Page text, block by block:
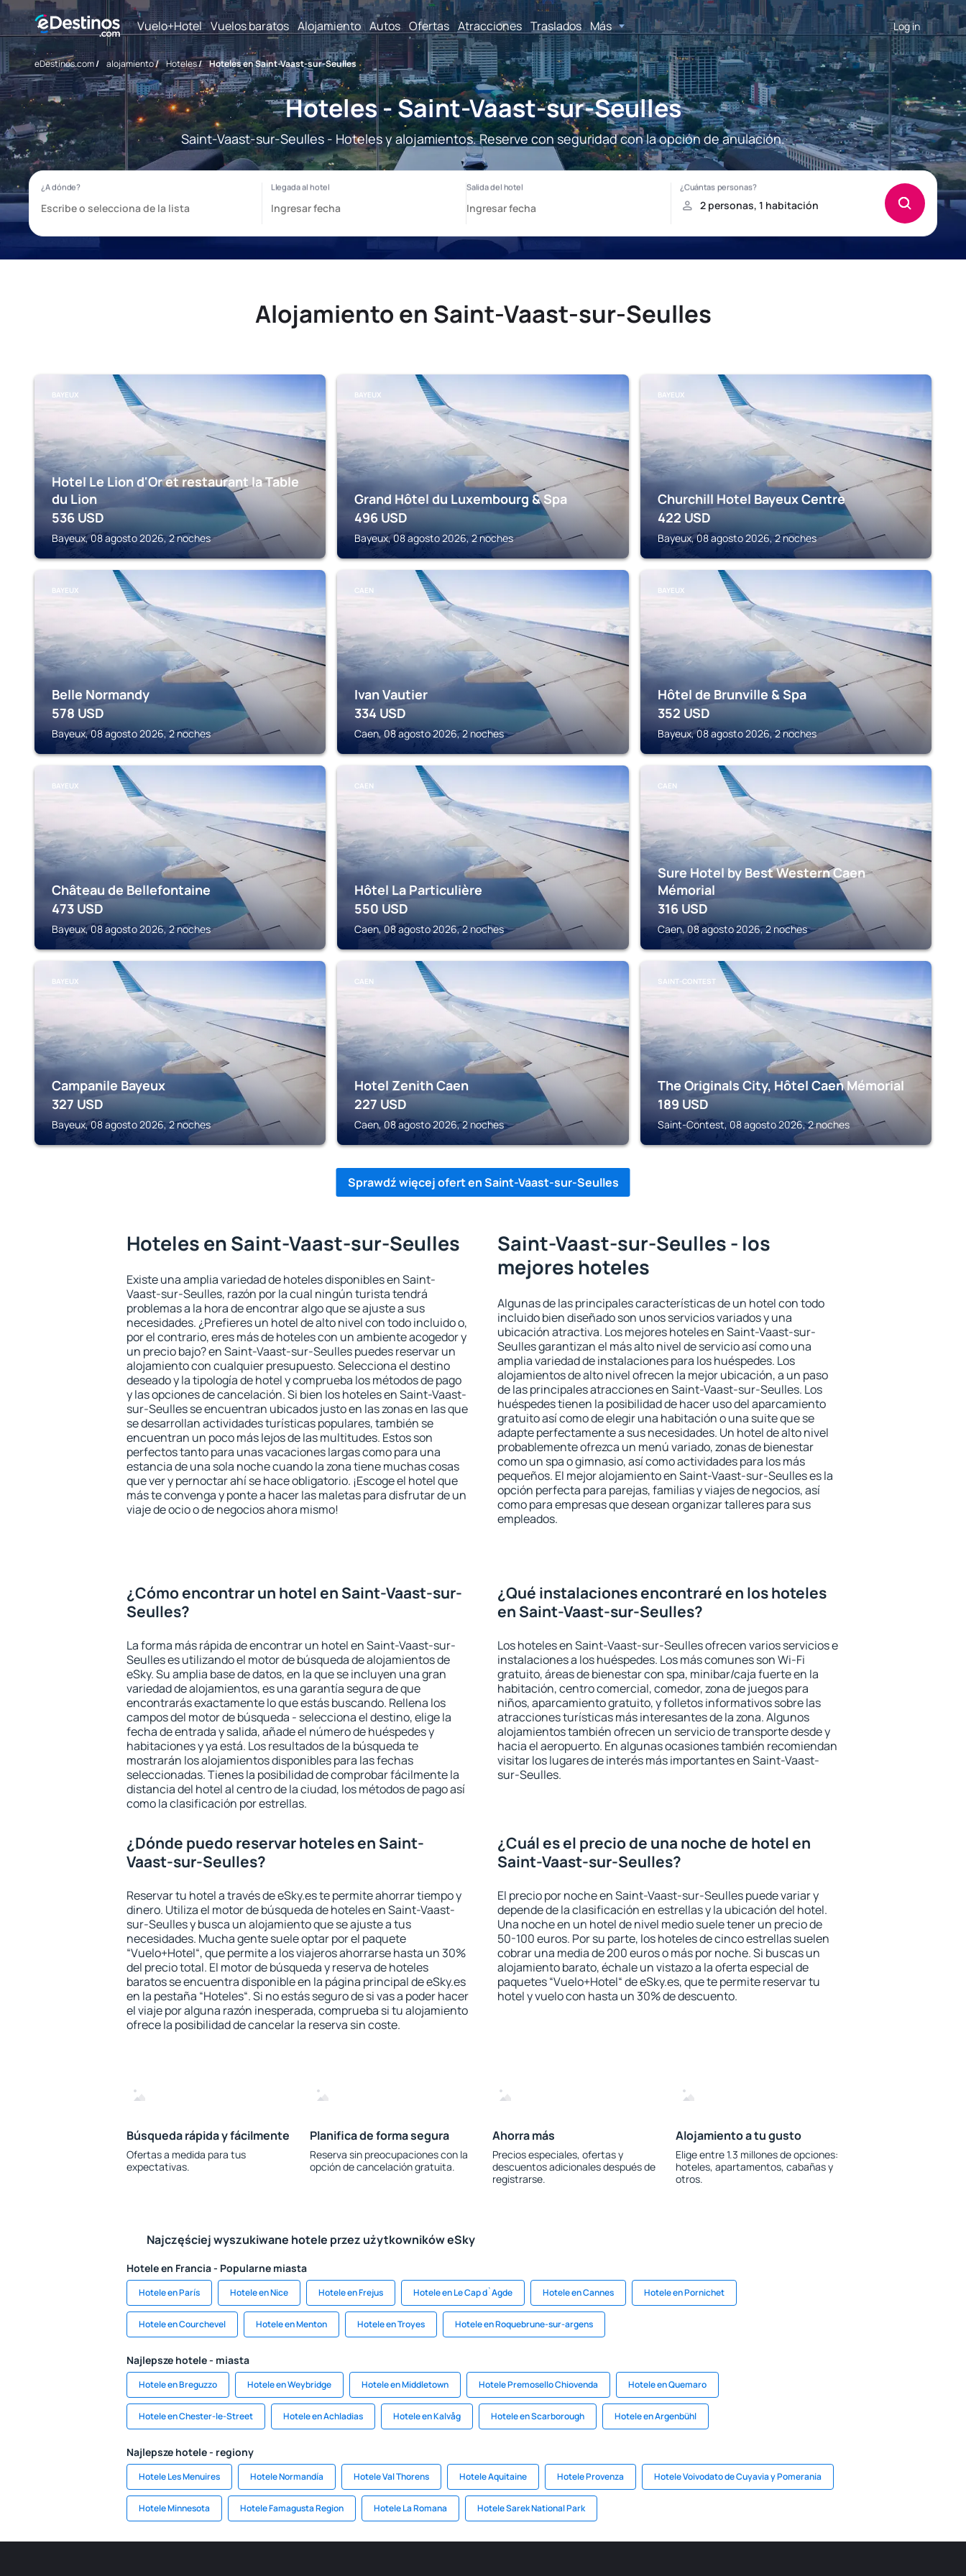
Vuelo+Hotel Vuelos baratos Alojamiento Autos Ofertas Atracciones Traslados Más Log in
eDestinos.com/ alojamiento/ Hoteles/ Hoteles en Saint-Vaast-sur-Seulles
Hoteles - Saint-Vaast-sur-Seulles
Saint-Vaast-sur-Seulles - Hoteles y alojamientos. Reserve con seguridad con la opción de anulación.
Alojamiento en Saint-Vaast-sur-Seulles
BAYEUX
Hotel Le Lion d'Or et restaurant la Table
du Lion
536 USD
Bayeux, 08 agosto 2026, 2 noches
BAYEUX
Grand Hôtel du Luxembourg & Spa
496 USD
Bayeux, 08 agosto 2026, 2 noches
BAYEUX
Churchill Hotel Bayeux Centre
422 USD
Bayeux, 08 agosto 2026, 2 noches
BAYEUX
Belle Normandy
578 USD
Bayeux, 08 agosto 2026, 2 noches
CAEN
Ivan Vautier
334 USD
Caen, 08 agosto 2026, 2 noches
BAYEUX
Hôtel de Brunville & Spa
352 USD
Bayeux, 08 agosto 2026, 2 noches
BAYEUX
Château de Bellefontaine
473 USD
Bayeux, 08 agosto 2026, 2 noches
CAEN
Hôtel La Particulière
550 USD
Caen, 08 agosto 2026, 2 noches
CAEN
Sure Hotel by Best Western Caen
Mémorial
316 USD
Caen, 08 agosto 2026, 2 noches
BAYEUX
Campanile Bayeux
327 USD
Bayeux, 08 agosto 2026, 2 noches
CAEN
Hotel Zenith Caen
227 USD
Caen, 08 agosto 2026, 2 noches
SAINT-CONTEST
The Originals City, Hôtel Caen Mémorial
189 USD
Saint-Contest, 08 agosto 2026, 2 noches
Sprawdź więcej ofert en Saint-Vaast-sur-Seulles
Hoteles en Saint-Vaast-sur-Seulles
Existe una amplia variedad de hoteles disponibles en Saint-
Vaast-sur-Seulles, razón por la cual ningún turista tendrá
problemas a la hora de encontrar algo que se ajuste a sus
necesidades. ¿Prefieres un hotel de alto nivel con todo incluido o,
por el contrario, eres más de hoteles con un ambiente acogedor y
un precio bajo? en Saint-Vaast-sur-Seulles puedes reservar un
alojamiento con cualquier presupuesto. Selecciona el destino
deseado y la tipología de hotel y comprueba los métodos de pago
y las opciones de cancelación. Si bien los hoteles en Saint-Vaast-
sur-Seulles se encuentran ubicados justo en las zonas en las que
se desarrollan actividades turísticas populares, también se
encuentran un poco más lejos de las multitudes. Estos son
perfectos tanto para unas vacaciones largas como para una
estancia de una sola noche cuando la zona tiene muchas cosas
que ver y pernoctar ahí se hace obligatorio. ¡Escoge el hotel que
más te convenga y ponte a hacer las maletas para disfrutar de un
viaje de ocio o de negocios ahora mismo!
Saint-Vaast-sur-Seulles - los
mejores hoteles
Algunas de las principales características de un hotel con todo
incluido bien diseñado son unos servicios variados y una
ubicación atractiva. Los mejores hoteles en Saint-Vaast-sur-
Seulles garantizan el más alto nivel de servicio así como una
amplia variedad de instalaciones para los huéspedes. Los
alojamientos de alto nivel ofrecen la mejor ubicación, a un paso
de las principales atracciones en Saint-Vaast-sur-Seulles. Los
huéspedes tienen la posibilidad de hacer uso del aparcamiento
gratuito así como de elegir una habitación o una suite que se
adapte perfectamente a sus necesidades. Un hotel de alto nivel
probablemente ofrezca un menú variado, zonas de bienestar
como un spa o gimnasio, así como actividades para los más
pequeños. El mejor alojamiento en Saint-Vaast-sur-Seulles es la
opción perfecta para parejas, familias y viajes de negocios, así
como para empresas que desean organizar talleres para sus
empleados.
¿Cómo encontrar un hotel en Saint-Vaast-sur-
Seulles?
La forma más rápida de encontrar un hotel en Saint-Vaast-sur-
Seulles es utilizando el motor de búsqueda de alojamientos de
eSky. Su amplia base de datos, en la que se incluyen una gran
variedad de alojamientos, es una garantía segura de que
encontrarás exactamente lo que estás buscando. Rellena los
campos del motor de búsqueda - selecciona el destino, elige la
fecha de entrada y salida, añade el número de huéspedes y
habitaciones y ya está. Los resultados de la búsqueda te
mostrarán los alojamientos disponibles para las fechas
seleccionadas. Tienes la posibilidad de comprobar fácilmente la
distancia del hotel al centro de la ciudad, los métodos de pago así
como la clasificación por estrellas.
¿Qué instalaciones encontraré en los hoteles
en Saint-Vaast-sur-Seulles?
Los hoteles en Saint-Vaast-sur-Seulles ofrecen varios servicios e
instalaciones a los huéspedes. Los más comunes son Wi-Fi
gratuito, áreas de bienestar con spa, minibar/caja fuerte en la
habitación, centro comercial, comedor, zona de juegos para
niños, aparcamiento gratuito, y folletos informativos sobre las
atracciones turísticas más interesantes de la zona. Algunos
alojamientos también ofrecen un servicio de transporte desde y
hacia el aeropuerto. En algunas ocasiones también recomiendan
visitar los lugares de interés más importantes en Saint-Vaast-
sur-Seulles.
¿Dónde puedo reservar hoteles en Saint-
Vaast-sur-Seulles?
Reservar tu hotel a través de eSky.es te permite ahorrar tiempo y
dinero. Utiliza el motor de búsqueda de hoteles en Saint-Vaast-
sur-Seulles y busca un alojamiento que se ajuste a tus
necesidades. Mucha gente suele optar por el paquete
“Vuelo+Hotel“, que permite a los viajeros ahorrarse hasta un 30%
del precio total. El motor de búsqueda y reserva de hoteles
baratos se encuentra disponible en la página principal de eSky.es
en la pestaña “Hoteles“. Si no estás seguro de si vas a poder hacer
el viaje por alguna razón inesperada, comprueba si tu alojamiento
ofrece la posibilidad de cancelar la reserva sin coste.
¿Cuál es el precio de una noche de hotel en
Saint-Vaast-sur-Seulles?
El precio por noche en Saint-Vaast-sur-Seulles puede variar y
depende de la clasificación en estrellas y la ubicación del hotel.
Una noche en un hotel de nivel medio suele tener un precio de
50-100 euros. Por su parte, los hoteles de cinco estrellas suelen
cobrar una media de 200 euros o más por noche. Si buscas un
alojamiento barato, échale un vistazo a la oferta especial de
paquetes “Vuelo+Hotel“ de eSky.es, que te permite reservar tu
hotel y vuelo con hasta un 30% de descuento.
Búsqueda rápida y fácilmente
Ofertas a medida para tus
expectativas.
Planifica de forma segura
Reserva sin preocupaciones con la
opción de cancelación gratuita.
Ahorra más
Precios especiales, ofertas y
descuentos adicionales después de
registrarse.
Alojamiento a tu gusto
Elige entre 1.3 millones de opciones:
hoteles, apartamentos, cabañas y
otros.
Najczęściej wyszukiwane hotele przez użytkowników eSky
Hotele en Francia - Popularne miasta
Hotele en París Hotele en Nice Hotele en Frejus Hotele en Le Cap d`Agde Hotele en Cannes Hotele en Pornichet
Hotele en Courchevel Hotele en Menton Hotele en Troyes Hotele en Roquebrune-sur-argens
Najlepsze hotele - miasta
Hotele en Breguzzo Hotele en Weybridge Hotele en Middletown Hotele Premosello Chiovenda Hotele en Quemaro
Hotele en Chester-le-Street Hotele en Achladias Hotele en Kalvåg Hotele en Scarborough Hotele en Argenbühl
Najlepsze hotele - regiony
Hotele Les Menuires Hotele Normandía Hotele Val Thorens Hotele Aquitaine Hotele Provenza Hotele Voivodato de Cuyavia y Pomerania
Hotele Minnesota Hotele Famagusta Region Hotele La Romana Hotele Sarek National Park